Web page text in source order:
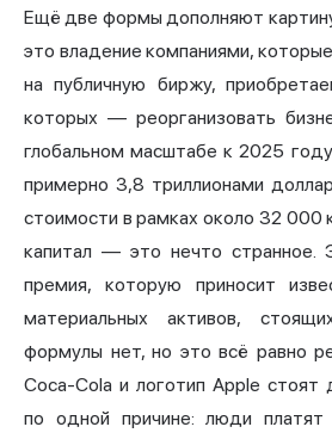
Ещё две формы дополняют
это владение компаниями,
на публичную биржу,
которых — реорганизовать
глобальном масштабе к 2025
примерно 3,8 триллионами
стоимости в рамках около 32 000
капитал — это нечто странное.
премия, которую приносит
материальных активов,
формулы нет, но это всё равно
Coca-Cola и логотип Apple стоят
по одной причине: люди